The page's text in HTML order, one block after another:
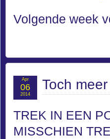
Volgende week
Toch
Apr
06
2014
TREK IN EEN
MISSCHIEN